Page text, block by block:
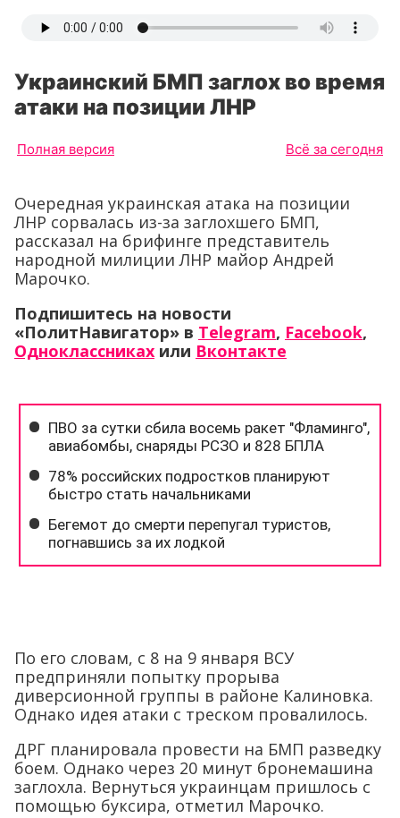
Украинский БМП заглох во время
атаки на позиции ЛНР
Полная версия Всё за сегодня
Очередная украинская атака на позиции
ЛНР сорвалась из-за заглохшего БМП,
рассказал на брифинге представитель
народной милиции ЛНР майор Андрей
Марочко.
Подпишитесь на новости
«ПолитНавигатор» в Telegram, Facebook,
Одноклассниках или Вконтакте
По его словам, с 8 на 9 января ВСУ
предприняли попытку прорыва
диверсионной группы в районе Калиновка.
Однако идея атаки с треском провалилось.
ДРГ планировала провести на БМП разведку
боем. Однако через 20 минут бронемашина
заглохла. Вернуться украинцам пришлось с
помощью буксира, отметил Марочко.